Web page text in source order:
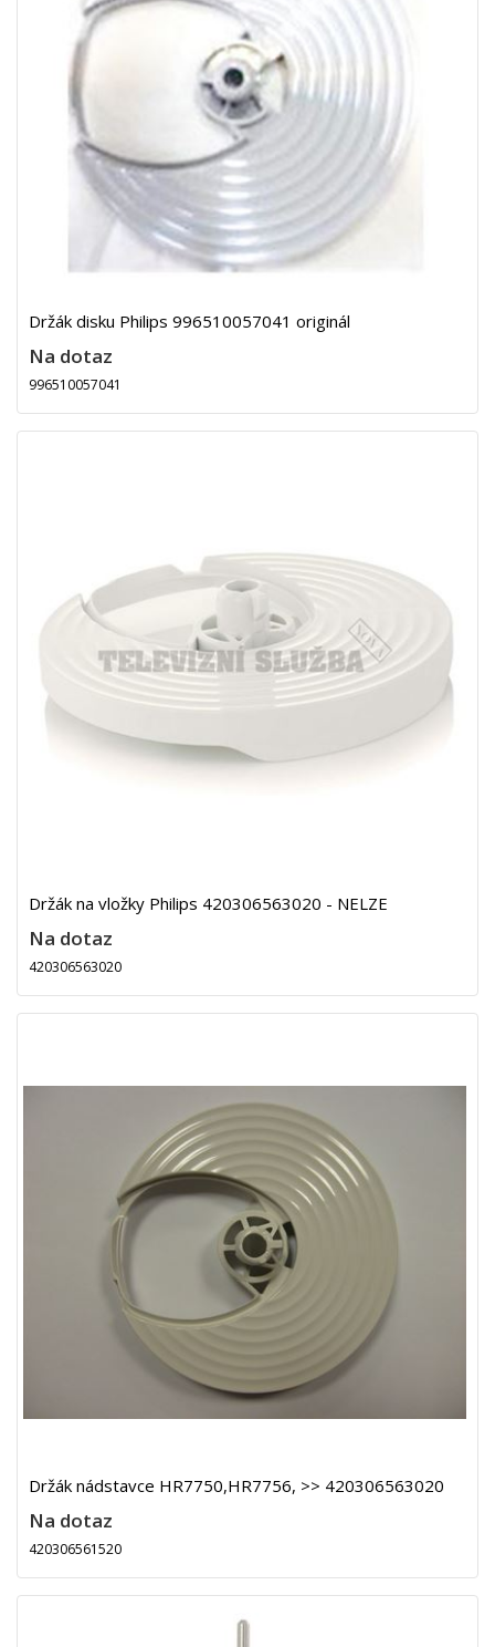
Držák disku Philips 996510057041 originál
Na dotaz
996510057041
Držák na vložky Philips 420306563020 - NELZE
Na dotaz
420306563020
Držák nádstavce HR7750,HR7756, >> 420306563020
Na dotaz
420306561520